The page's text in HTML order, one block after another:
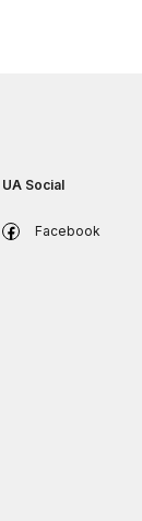
UA Social
Facebook